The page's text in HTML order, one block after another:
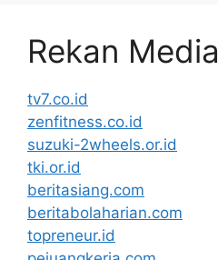
Rekan Media
tv7.co.id
zenfitness.co.id
suzuki-2wheels.or.id
tki.or.id
beritasiang.com
beritabolaharian.com
topreneur.id